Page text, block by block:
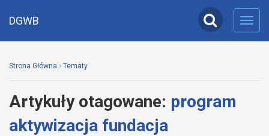
DGWB
Strona Główna Tematy
Artykuły otagowane: program
aktywizacja fundacja